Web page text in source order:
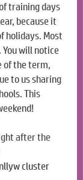
training days
because it
holidays. Most
will notice
of the term,
to us sharing
This
after the
cluster